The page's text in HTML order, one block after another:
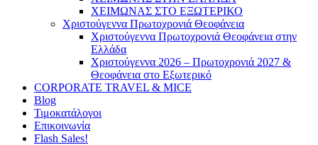
ΧΕΙΜΩΝΑΣ ΣΤΟ ΕΞΩΤΕΡΙΚΟ
Χριστούγεννα Πρωτοχρονιά Θεοφάνεια
Χριστούγεννα Πρωτοχρονιά Θεοφάνεια στην
Ελλάδα
Χριστούγεννα 2026 – Πρωτοχρονιά 2027 &
Θεοφάνεια στο Εξωτερικό
CORPORATE TRAVEL & MICE
Blog
Τιμοκατάλογοι
Επικοινωνία
Flash Sales!